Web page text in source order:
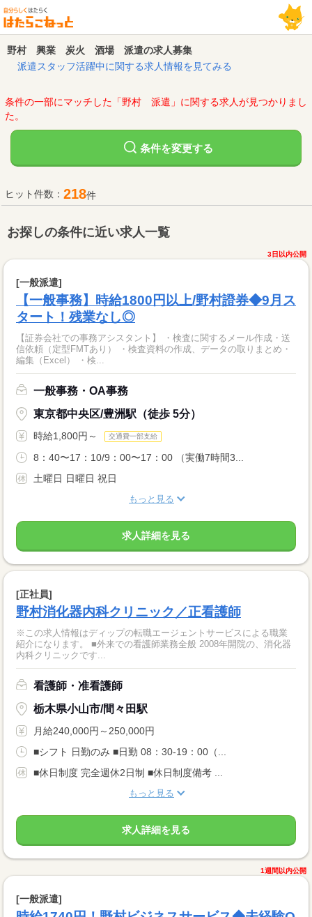
野村 興業 炭火 酒場 派遣の求人募集
派遣スタッフ活躍中に関する求人情報を見てみる
条件の一部にマッチした「野村 派遣」に関する求人が見つかりまし
た。
条件を変更する
ヒット件数： 218件
お探しの条件に近い求人一覧
3日以内公開
[一般派遣]
【一般事務】時給1800円以上/野村證券◆9月ス
タート！残業なし◎
【証券会社での事務アシスタント】 ・検査に関するメール作成・送
信依頼（定型FMTあり） ・検査資料の作成、データの取りまとめ・
編集（Excel） ・検...
一般事務・OA事務
東京都中央区/豊洲駅（徒歩 5分）
時給1,800円～ 交通費一部支給
8：40〜17：10/9：00〜17：00 （実働7時間3...
土曜日 日曜日 祝日
もっと見る
求人詳細を見る
[正社員]
野村消化器内科クリニック／正看護師
※この求人情報はディップの転職エージェントサービスによる職業
紹介になります。 ■外来での看護師業務全般 2008年開院の、消化器
内科クリニックです...
看護師・准看護師
栃木県小山市/間々田駅
月給240,000円～250,000円
■シフト 日勤のみ ■日勤 08：30-19：00（...
■休日制度 完全週休2日制 ■休日制度備考 ...
もっと見る
求人詳細を見る
1週間以内公開
[一般派遣]